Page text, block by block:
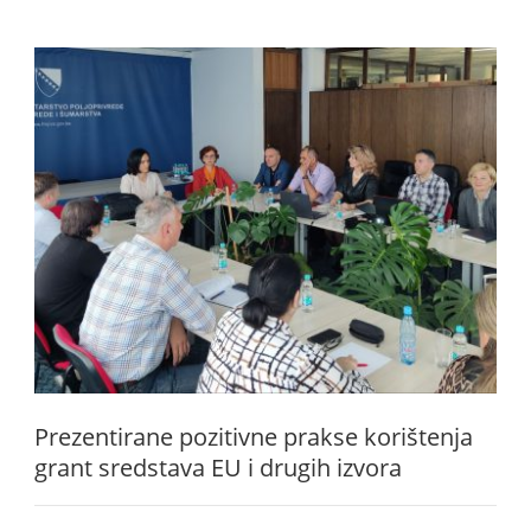
BiH
Prezentirane pozitivne prakse korištenja
grant sredstava EU i drugih izvora